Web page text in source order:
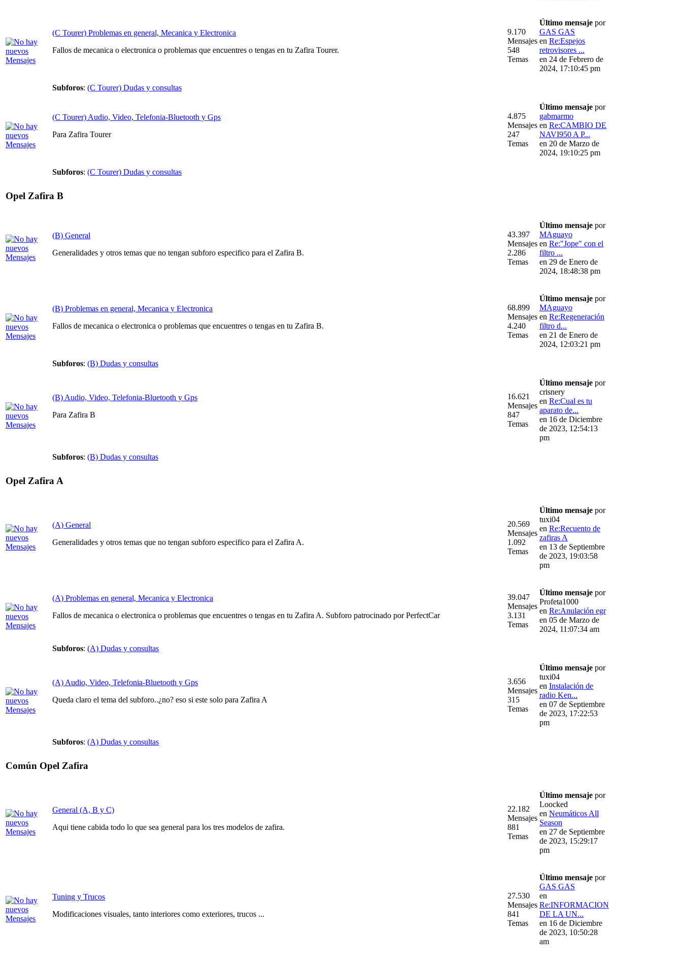
(C Tourer) Problemas en general, Mecanica y Electronica
Fallos de mecanica o electronica o problemas que encuentres o tengas en tu Zafira Tourer.
9.170
Mensajes
548
Temas
Último mensaje por
GAS GAS
en Re:Espejos
retrovisores ...
en 24 de Febrero de
2024, 17:10:45 pm
Subforos: (C Tourer) Dudas y consultas
(C Tourer) Audio, Video, Telefonia-Bluetooth y Gps
Para Zafira Tourer
4.875
Mensajes
247
Temas
Último mensaje por
gabmarmo
en Re:CAMBIO DE
NAVI950 A P...
en 20 de Marzo de
2024, 19:10:25 pm
Subforos: (C Tourer) Dudas y consultas
Opel Zafira B
(B) General
Generalidades y otros temas que no tengan subforo especifico para el Zafira B.
43.397
Mensajes
2.286
Temas
Último mensaje por
MAguayo
en Re:"Jope" con el
filtro ...
en 29 de Enero de
2024, 18:48:38 pm
(B) Problemas en general, Mecanica y Electronica
Fallos de mecanica o electronica o problemas que encuentres o tengas en tu Zafira B.
68.899
Mensajes
4.240
Temas
Último mensaje por
MAguayo
en Re:Regeneración
filtro d...
en 21 de Enero de
2024, 12:03:21 pm
Subforos: (B) Dudas y consultas
(B) Audio, Video, Telefonia-Bluetooth y Gps
Para Zafira B
16.621
Mensajes
847
Temas
Último mensaje por
crisnery
en Re:Cual es tu
aparato de...
en 16 de Diciembre
de 2023, 12:54:13
pm
Subforos: (B) Dudas y consultas
Opel Zafira A
(A) General
Generalidades y otros temas que no tengan subforo especifico para el Zafira A.
20.569
Mensajes
1.092
Temas
Último mensaje por
tuxi04
en Re:Recuento de
zafiras A
en 13 de Septiembre
de 2023, 19:03:58
pm
(A) Problemas en general, Mecanica y Electronica
Fallos de mecanica o electronica o problemas que encuentres o tengas en tu Zafira A. Subforo patrocinado por PerfectCar
39.047
Mensajes
3.131
Temas
Último mensaje por
Profeta1000
en Re:Anulación egr
en 05 de Marzo de
2024, 11:07:34 am
Subforos: (A) Dudas y consultas
(A) Audio, Video, Telefonia-Bluetooth y Gps
Queda claro el tema del subforo..¿no? eso si este solo para Zafira A
3.656
Mensajes
315
Temas
Último mensaje por
tuxi04
en Instalación de
radio Ken...
en 07 de Septiembre
de 2023, 17:22:53
pm
Subforos: (A) Dudas y consultas
Común Opel Zafira
General (A, B y C)
Aqui tiene cabida todo lo que sea general para los tres modelos de zafira.
22.182
Mensajes
881
Temas
Último mensaje por
Loocked
en Neumáticos All
Season
en 27 de Septiembre
de 2023, 15:29:17
pm
Tuning y Trucos
Modificaciones visuales, tanto interiores como exteriores, trucos ...
27.530
Mensajes
841
Temas
Último mensaje por
GAS GAS
en
Re:INFORMACION
DE LA UN...
en 16 de Diciembre
de 2023, 10:50:28
am